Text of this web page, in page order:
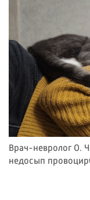
Врач-невролог О.
недосып